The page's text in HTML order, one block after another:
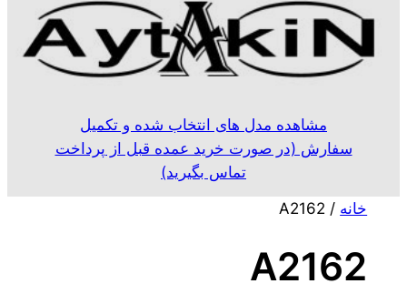
مشاهده مدل های انتخاب شده و تکمیل
سفارش (در صورت خرید عمده قبل از پرداخت
تماس بگیرید)
خانه / A2162
A2162